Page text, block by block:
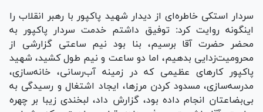
سردار استکی خاطره‌ای از دیدار شهید پاکپور با رهبر انقلاب را
اینگونه روایت کرد: توفیق داشتم خدمت سردار پاکپور به
محضر حضرت آقا برسیم، بنا بود نیم ساعتی گزارشی از
محرومیت‌زدایی بدهیم، اما دو ساعت و نیم طول کشید، شهید
پاکپور کار‌های عظیمی که در زمینه آب‌رسانی، خانه‌سازی،
مدرسه‌سازی، مسدود کردن مرزها، ایجاد اشتغال و رسیدگی به
بی‌بضاعتان انجام داده بود، گزارش داد، لبخندی زیبا بر چهره